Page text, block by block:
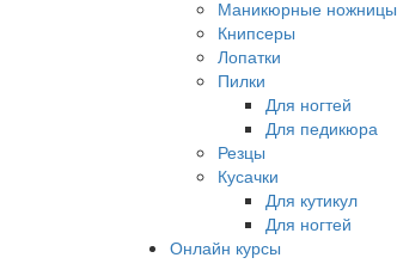
Маникюрные ножницы
Книпсеры
Лопатки
Пилки
Для ногтей
Для педикюра
Резцы
Кусачки
Для кутикул
Для ногтей
Онлайн курсы